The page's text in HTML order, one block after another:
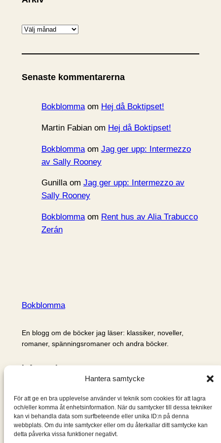
Hantera samtycke
För att ge en bra upplevelse använder vi teknik som cookies för att lagra
och/eller komma åt enhetsinformation. När du samtycker till dessa tekniker
kan vi behandla data som surfbeteende eller unika ID:n på denna
webbplats. Om du inte samtycker eller om du återkallar ditt samtycke kan
detta påverka vissa funktioner negativt.
A
k
v
Senaste kommentarerna
Bokblommaom Hej då Boktipset!
Martin Fabianom Hej då Boktipset!
Bokblommaom Jag ger upp: Intermezzo
av Sally Rooney
Gunillaom Jag ger upp: Intermezzo av
Sally Rooney
Bokblommaom Rent hus av Alia Trabucco
Zerán
Bokblomma
En blogg om de böcker jag läser: klassiker, noveller,
romaner, spänningsromaner och andra böcker.
Information
Om mig & om bloggen
S
ö
k